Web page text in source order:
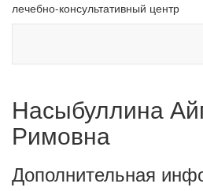
лечебно-консультативный центр
Насыбуллина
Римовна
Дополнительная